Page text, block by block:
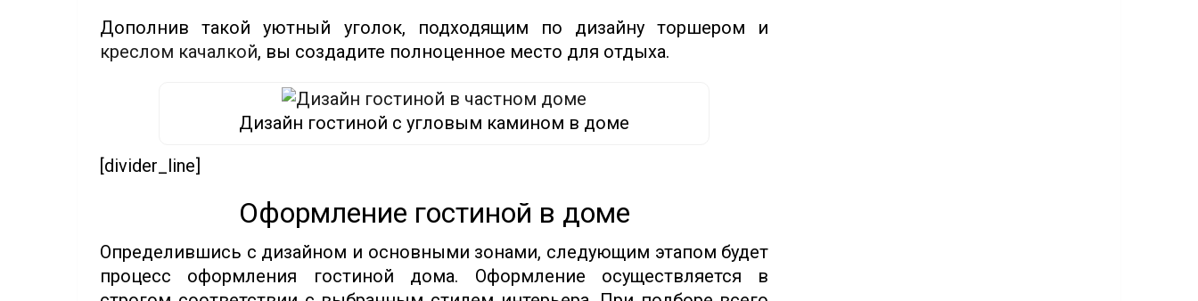
Дополнив такой уютный уголок, подходящим по дизайну торшером и
креслом качалкой, вы создадите полноценное место для отдыха.
Дизайн гостиной с угловым камином в доме
[divider_line]
Оформление гостиной в доме
Определившись с дизайном и основными зонами, следующим этапом будет
процесс оформления гостиной дома. Оформление осуществляется в